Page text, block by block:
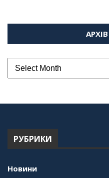
РУБРИКИ
Новини